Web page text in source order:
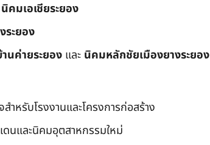
นิคมเอเชียระยอง
ะยอง
นค่ายระยอง และ นิคมหลักชัยเมืองยางระยอง
สำหรับโรงงานและโครงการก่อสร้าง
ดนและนิคมอุตสาหกรรมใหม่